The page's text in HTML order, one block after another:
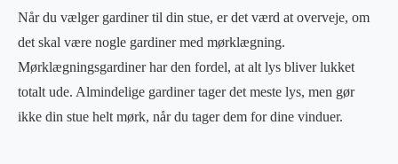
Når du vælger gardiner til din stue, er det værd at overveje, om
det skal være nogle gardiner med mørklægning.
Mørklægningsgardiner har den fordel, at alt lys bliver lukket
totalt ude. Almindelige gardiner tager det meste lys, men gør
ikke din stue helt mørk, når du tager dem for dine vinduer.